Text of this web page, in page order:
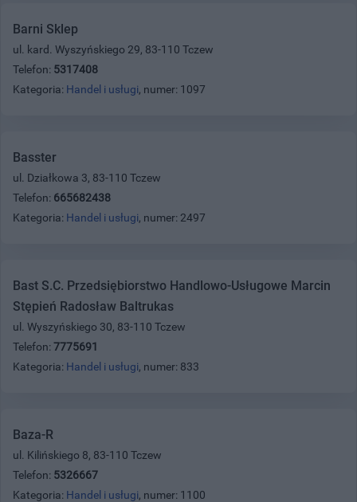
Barni Sklep
ul. kard. Wyszyńskiego 29, 83-110 Tczew
Telefon: 5317408
Kategoria: Handel i usługi, numer: 1097
Basster
ul. Działkowa 3, 83-110 Tczew
Telefon: 665682438
Kategoria: Handel i usługi, numer: 2497
Bast S.C. Przedsiębiorstwo Handlowo-Usługowe Marcin
Stępień Radosław Baltrukas
ul. Wyszyńskiego 30, 83-110 Tczew
Telefon: 7775691
Kategoria: Handel i usługi, numer: 833
Baza-R
ul. Kilińskiego 8, 83-110 Tczew
Telefon: 5326667
Kategoria: Handel i usługi, numer: 1100